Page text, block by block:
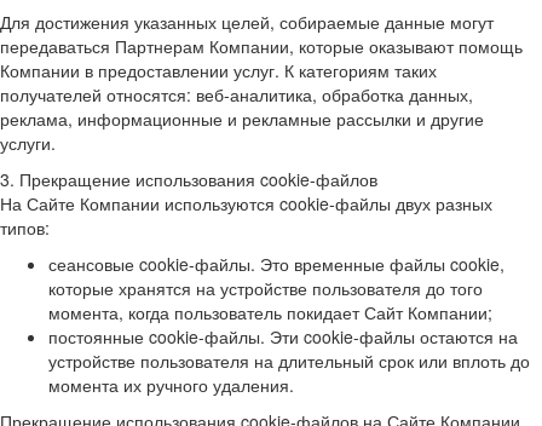
Для достижения указанных целей, собираемые данные могут
передаваться Партнерам Компании, которые оказывают помощь
Компании в предоставлении услуг. К категориям таких
получателей относятся: веб-аналитика, обработка данных,
реклама, информационные и рекламные рассылки и другие
услуги.
3. Прекращение использования cookie-файлов
На Сайте Компании используются cookie-файлы двух разных
типов:
сеансовые cookie-файлы. Это временные файлы cookie,
которые хранятся на устройстве пользователя до того
момента, когда пользователь покидает Сайт Компании;
постоянные cookie-файлы. Эти cookie-файлы остаются на
устройстве пользователя на длительный срок или вплоть до
момента их ручного удаления.